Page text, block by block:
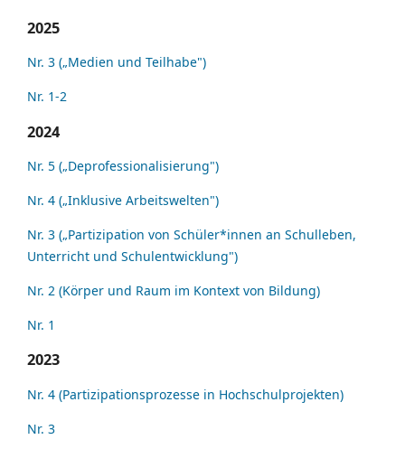
2025
Nr. 3 („Medien und Teilhabe")
Nr. 1-2
2024
Nr. 5 („Deprofessionalisierung")
Nr. 4 („Inklusive Arbeitswelten")
Nr. 3 („Partizipation von Schüler*innen an Schulleben,
Unterricht und Schulentwicklung")
Nr. 2 (Körper und Raum im Kontext von Bildung)
Nr. 1
2023
Nr. 4 (Partizipationsprozesse in Hochschulprojekten)
Nr. 3